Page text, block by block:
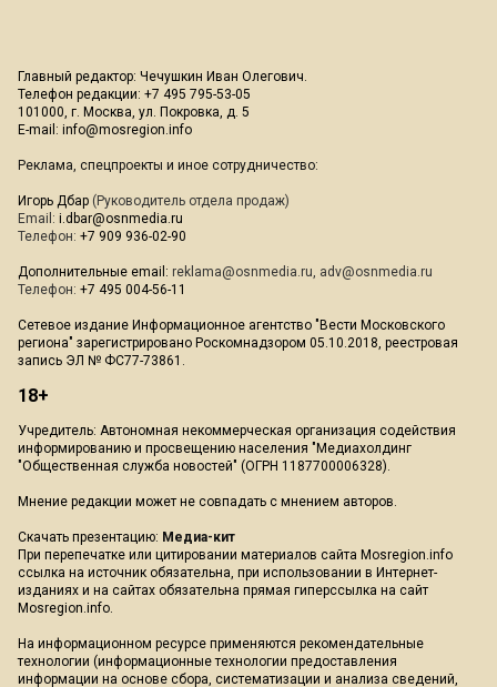
Главный редактор: Чечушкин Иван Олегович.
Телефон редакции: +7 495 795-53-05
101000, г. Москва, ул. Покровка, д. 5
E-mail: info@mosregion.info
Реклама, спецпроекты и иное сотрудничество:
Игорь Дбар (Руководитель отдела продаж)
Email: i.dbar@osnmedia.ru
Телефон: +7 909 936-02-90
Дополнительные email: reklama@osnmedia.ru, adv@osnmedia.ru
Телефон: +7 495 004-56-11
Сетевое издание Информационное агентство "Вести Московского
региона" зарегистрировано Роскомнадзором 05.10.2018, реестровая
запись ЭЛ № ФС77-73861.
18+
Учредитель: Автономная некоммерческая организация содействия
информированию и просвещению населения "Медиахолдинг
"Общественная служба новостей" (ОГРН 1187700006328).
Мнение редакции может не совпадать с мнением авторов.
Скачать презентацию: Медиа-кит
При перепечатке или цитировании материалов сайта Mosregion.info
ссылка на источник обязательна, при использовании в Интернет-
изданиях и на сайтах обязательна прямая гиперссылка на сайт
Mosregion.info.
На информационном ресурсе применяются рекомендательные
технологии (информационные технологии предоставления
информации на основе сбора, систематизации и анализа сведений,